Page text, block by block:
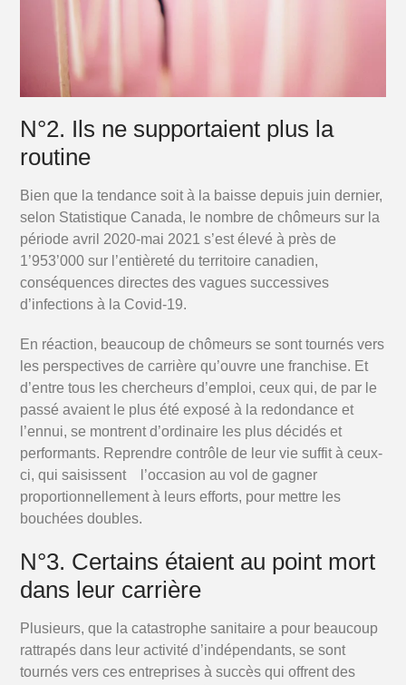
N°2. Ils ne supportaient plus la
routine
Bien que la tendance soit à la baisse depuis juin dernier,
selon Statistique Canada, le nombre de chômeurs sur la
période avril 2020-mai 2021 s’est élevé à près de
1’953’000 sur l’entièreté du territoire canadien,
conséquences directes des vagues successives
d’infections à la Covid-19.
En réaction, beaucoup de chômeurs se sont tournés vers
les perspectives de carrière qu’ouvre une franchise. Et
d’entre tous les chercheurs d’emploi, ceux qui, de par le
passé avaient le plus été exposé à la redondance et
l’ennui, se montrent d’ordinaire les plus décidés et
performants. Reprendre contrôle de leur vie suffit à ceux-
ci, qui saisissent l’occasion au vol de gagner
proportionnellement à leurs efforts, pour mettre les
bouchées doubles.
N°3. Certains étaient au point mort
dans leur carrière
Plusieurs, que la catastrophe sanitaire a pour beaucoup
rattrapés dans leur activité d’indépendants, se sont
tournés vers ces entreprises à succès qui offrent des